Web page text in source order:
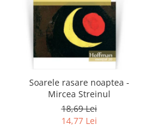
Soarele rasare noaptea -
Mircea Streinul
18,69 Lei
14,77 Lei